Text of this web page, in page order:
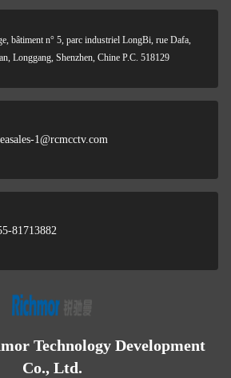
bâtiment n° 5, parc industriel LongBi, rue Dafa,
Longgang, Shenzhen, Chine P.C. 518129
1@rcmcctv.com
81713882
Technology Development
Co., Ltd.